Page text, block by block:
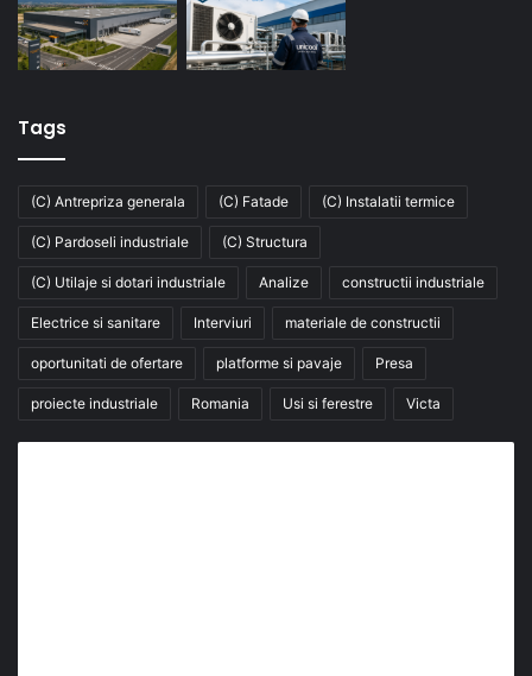
Tags
(C) Antrepriza generala (C) Fatade (C) Instalatii termice
(C) Pardoseli industriale (C) Structura
(C) Utilaje si dotari industriale Analize constructii industriale
Electrice si sanitare Interviuri materiale de constructii
oportunitati de ofertare platforme si pavaje Presa
proiecte industriale Romania Usi si ferestre Victa